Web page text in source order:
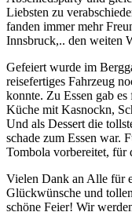
Liebsten zu
fanden immer mehr
Innsbruck,.. den weiten
Gefeiert wurde im
reisefertiges Fahrzeug
konnte. Zu Essen gab
Küche mit Kasnockn,
Und als Dessert die
schade zum Essen war.
Tombola vorbereitet, für
Vielen Dank an Alle für
Glückwünsche und
schöne Feier! Wir